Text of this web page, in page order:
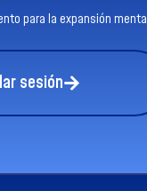
para la expansión
sesión